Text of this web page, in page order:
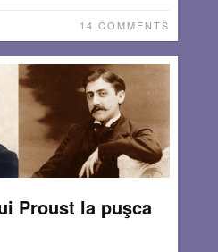
14 COMMENTS
Proust la puşca